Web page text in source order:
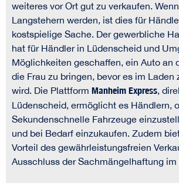
weiteres vor Ort gut zu verkaufen.
Langstehern werden, ist dies für
kostspielige Sache. Der gewerbliche
hat für Händler in Lüdenscheid und
Möglichkeiten geschaffen, ein Auto an
die Frau zu bringen, bevor es im Laden
wird. Die Plattform Manheim Express,
Lüdenscheid, ermöglicht es Händlern,
Sekundenschnelle Fahrzeuge
und bei Bedarf einzukaufen. Zudem
Vorteil des gewährleistungsfreien
Ausschluss der Sachmängelhaftung